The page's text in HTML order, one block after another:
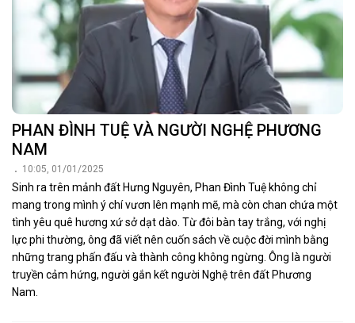
PHAN ĐÌNH TUỆ VÀ NGƯỜI NGHỆ PHƯƠNG
NAM
10:05, 01/01/2025
Sinh ra trên mảnh đất Hưng Nguyên, Phan Đình Tuệ không chỉ
mang trong mình ý chí vươn lên mạnh mẽ, mà còn chan chứa một
tình yêu quê hương xứ sở dạt dào. Từ đôi bàn tay trắng, với nghị
lực phi thường, ông đã viết nên cuốn sách về cuộc đời mình bằng
những trang phấn đấu và thành công không ngừng. Ông là người
truyền cảm hứng, người gắn kết người Nghệ trên đất Phương
Nam.